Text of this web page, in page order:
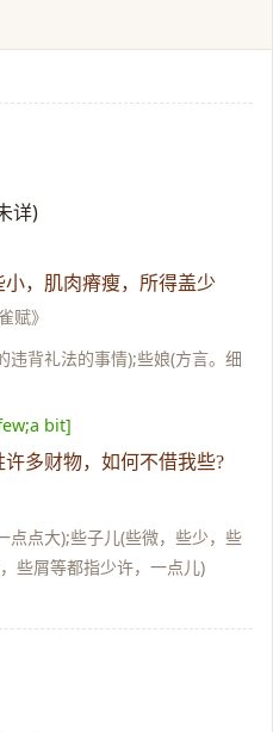
详)
，肌肉瘠瘦，所得盖少
赋》
违背礼法的事情);些娘(方言。细
bit]
多财物，如何不借我些?
点点大);些子儿(些微，些少，些
些屑等都指少许，一点儿)